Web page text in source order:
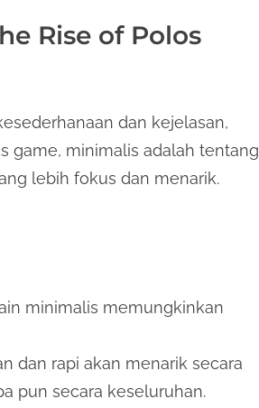
Rise of Polos
dan kejelasan,
game, minimalis adalah tentang
lebih fokus dan menarik.
minimalis memungkinkan
dan rapi akan menarik secara
pun secara keseluruhan.